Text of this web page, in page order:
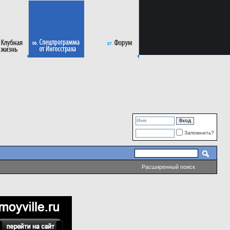
Запомнить?
Расширенный поиск